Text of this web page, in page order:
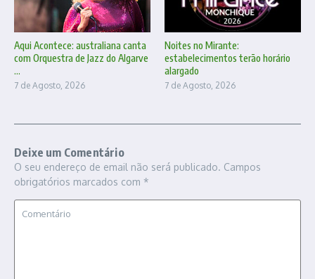
Aqui Acontece: australiana canta
com Orquestra de Jazz do Algarve
...
7 de Agosto, 2026
Noites no Mirante:
estabelecimentos terão horário
alargado
7 de Agosto, 2026
Deixe um Comentário
O seu endereço de email não será publicado. Campos
obrigatórios marcados com *